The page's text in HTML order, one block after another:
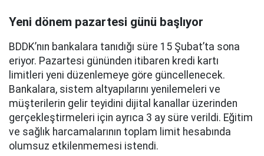
Yeni dönem pazartesi günü başlıyor
BDDK’nın bankalara tanıdığı süre 15 Şubat’ta sona
eriyor. Pazartesi gününden itibaren kredi kartı
limitleri yeni düzenlemeye göre güncellenecek.
Bankalara, sistem altyapılarını yenilemeleri ve
müşterilerin gelir teyidini dijital kanallar üzerinden
gerçekleştirmeleri için ayrıca 3 ay süre verildi. Eğitim
ve sağlık harcamalarının toplam limit hesabında
olumsuz etkilenmemesi istendi.